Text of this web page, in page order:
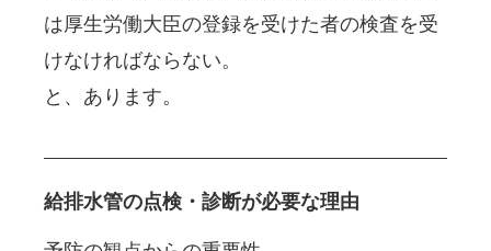
は厚生労働大臣の登録を受けた者の検査を受
けなければならない。
と、あります。
給排水管の点検・診断が必要な理由